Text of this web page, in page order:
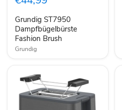
Brush
Grundig ST7950
Dampfbügelbürste
Fashion Brush
Grundig